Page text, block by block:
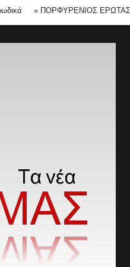
»ΠΟΡΦΥΡΕΝΙΟΣ ΕΡΩΤΑΣ Η